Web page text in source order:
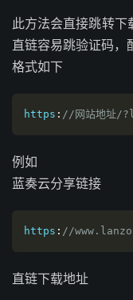
此方法会直接跳转
直链容易跳验证码，
格式如下
https : //网站地址/
例如
蓝奏云分享链接
https : //
直链下载地址